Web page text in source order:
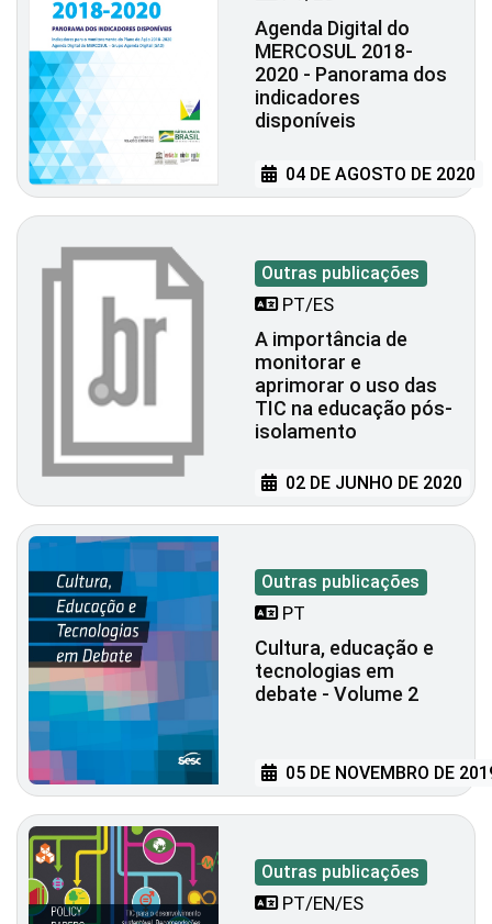
Agenda Digital do
MERCOSUL 2018-
2020 - Panorama dos
indicadores
disponíveis
04 DE AGOSTO DE 2020
Outras publicações
PT/ES
A importância de
monitorar e
aprimorar o uso das
TIC na educação pós-
isolamento
02 DE JUNHO DE 2020
Outras publicações
PT
Cultura, educação e
tecnologias em
debate - Volume 2
05 DE NOVEMBRO DE
Outras publicações
PT/EN/ES